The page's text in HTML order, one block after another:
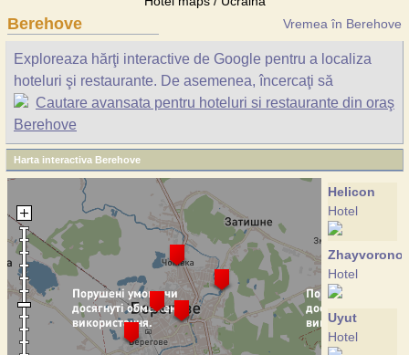
Berehove Vremea în Berehove
Exploreaza hărţi interactive de Google pentru a localiza
hoteluri şi restaurante. De asemenea, încercaţi să
Cautare avansata pentru hoteluri si restaurante din oraş
Berehove
Harta interactiva Berehove
Helicon
Hotel
Hotel
Uyut
Hotel